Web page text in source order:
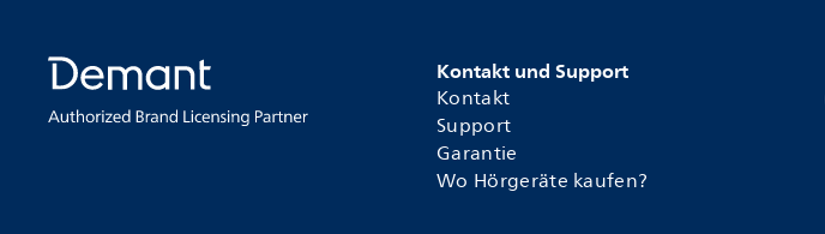
Kontakt und Support
Kontakt
Support
Garantie
Wo Hörgeräte kaufen?